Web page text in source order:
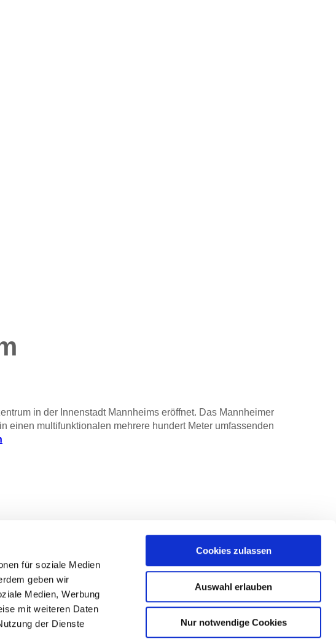
für soziale Medien
geben wir
Medien, Werbung
mit weiteren Daten
der Dienste
Cookies zulassen
Auswahl erlauben
Nur notwendige Cookies
in der Innenstadt Mannheims eröffnet. Das Mannheimer
einen multifunktionalen mehrere hundert Meter umfassenden